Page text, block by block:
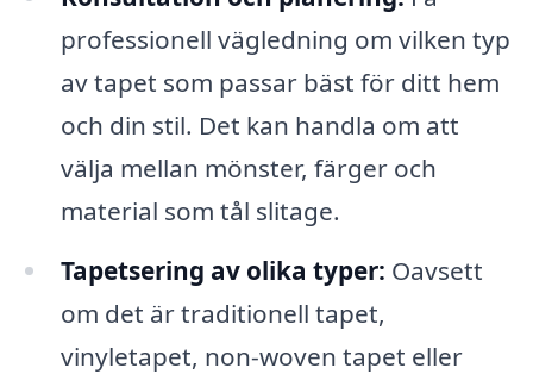
professionell vägledning om vilken typ
av tapet som passar bäst för ditt hem
och din stil. Det kan handla om att
välja mellan mönster, färger och
material som tål slitage.
Tapetsering av olika typer: Oavsett
om det är traditionell tapet,
vinyletapet, non-woven tapet eller